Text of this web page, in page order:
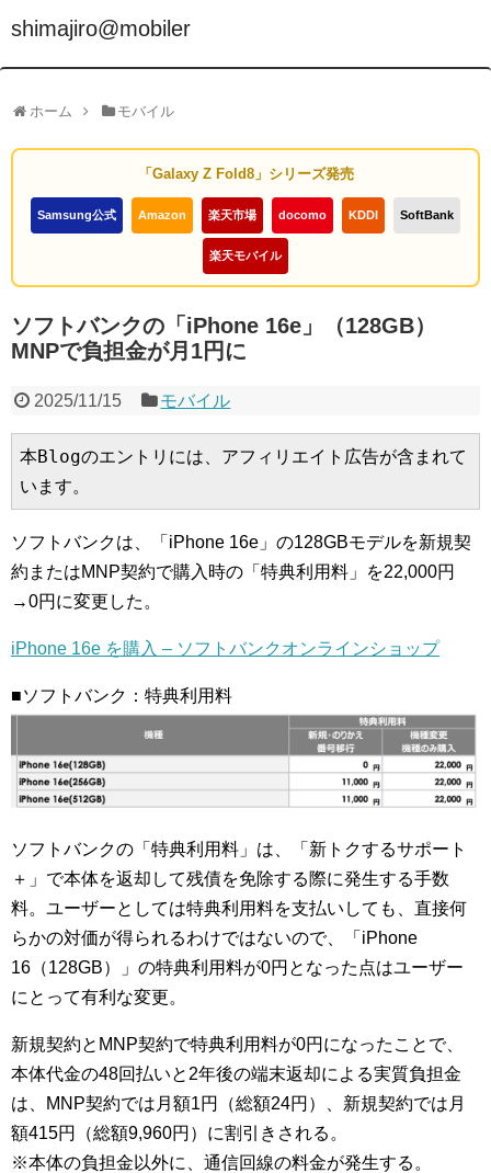
shimajiro@mobiler
ホーム モバイル
「Galaxy Z Fold8」シリーズ発売
Samsung公式 Amazon 楽天市場 docomo KDDI SoftBank
楽天モバイル
ソフトバンクの「iPhone 16e」（128GB）
MNPで負担金が月1円に
2025/11/15 モバイル
本Blogのエントリには、アフィリエイト広告が含まれて
います。
ソフトバンクは、「iPhone 16e」の128GBモデルを新規契
約またはMNP契約で購入時の「特典利用料」を22,000円
→0円に変更した。
iPhone 16e を購入 – ソフトバンクオンラインショップ
■ソフトバンク：特典利用料
ソフトバンクの「特典利用料」は、「新トクするサポート
＋」で本体を返却して残債を免除する際に発生する手数
料。ユーザーとしては特典利用料を支払いしても、直接何
らかの対価が得られるわけではないので、「iPhone
16（128GB）」の特典利用料が0円となった点はユーザー
にとって有利な変更。
新規契約とMNP契約で特典利用料が0円になったことで、
本体代金の48回払いと2年後の端末返却による実質負担金
は、MNP契約では月額1円（総額24円）、新規契約では月
額415円（総額9,960円）に割引きされる。
※本体の負担金以外に、通信回線の料金が発生する。